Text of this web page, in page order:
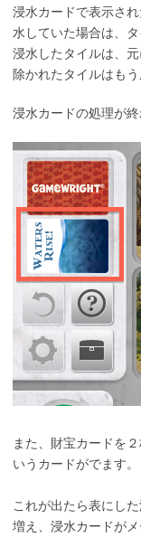
浸水カードで表示さ
水していた場合は、
浸水したタイルは、
除かれたタイルはもう
浸水カードの処理が
また、財宝カードを
いうカードがでます。
これが出たら表にし
増え、浸水カードが